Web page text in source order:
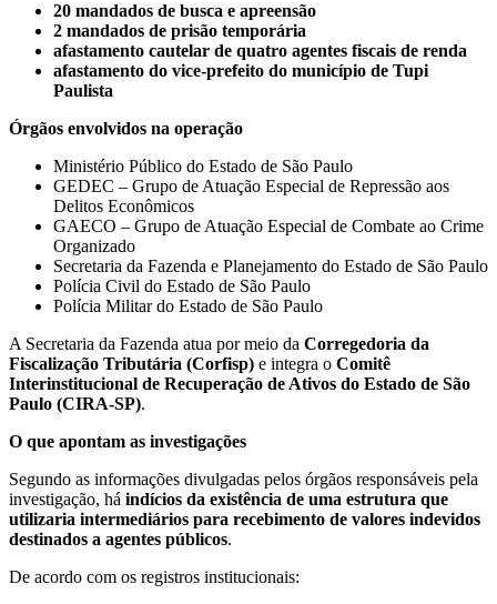
20 mandados de busca e apreensão
2 mandados de prisão temporária
afastamento cautelar de quatro agentes fiscais de renda
afastamento do vice-prefeito do município de Tupi
Paulista
Órgãos envolvidos na operação
Ministério Público do Estado de São Paulo
GEDEC – Grupo de Atuação Especial de Repressão aos
Delitos Econômicos
GAECO – Grupo de Atuação Especial de Combate ao Crime
Organizado
Secretaria da Fazenda e Planejamento do Estado de São Paulo
Polícia Civil do Estado de São Paulo
Polícia Militar do Estado de São Paulo
A Secretaria da Fazenda atua por meio da Corregedoria da
Fiscalização Tributária (Corfisp) e integra o Comitê
Interinstitucional de Recuperação de Ativos do Estado de São
Paulo (CIRA-SP).
O que apontam as investigações
Segundo as informações divulgadas pelos órgãos responsáveis pela
investigação, há indícios da existência de uma estrutura que
utilizaria intermediários para recebimento de valores indevidos
destinados a agentes públicos.
De acordo com os registros institucionais: